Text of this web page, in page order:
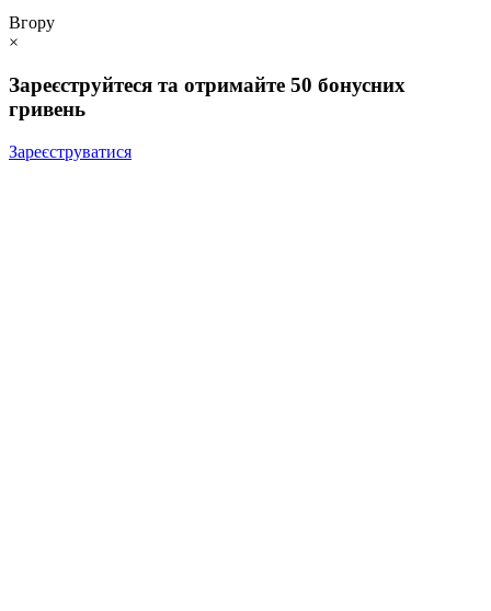
Вгору
×
Зареєструйтеся та отримайте 50 бонусних
гривень
Зареєструватися